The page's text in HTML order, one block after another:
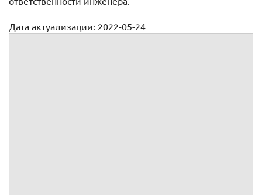
Дата актуализации: 2022-05-24